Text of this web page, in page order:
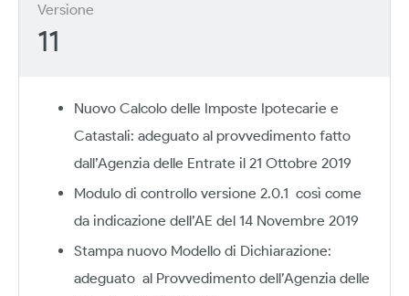
Versione
11
Nuovo Calcolo delle Imposte Ipotecarie e
Catastali: adeguato al provvedimento fatto
dall’Agenzia delle Entrate il 21 Ottobre 2019
Modulo di controllo versione 2.0.1 così come
da indicazione dell’AE del 14 Novembre 2019
Stampa nuovo Modello di Dichiarazione:
adeguato al Provvedimento dell’Agenzia delle